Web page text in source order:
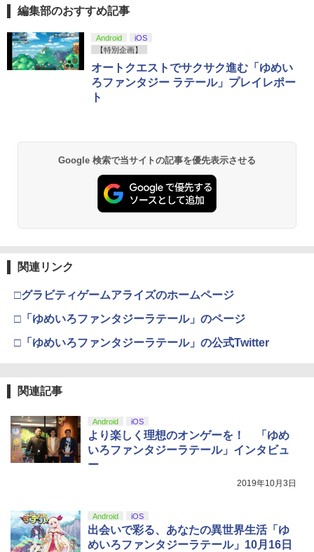
編集部のおすすめ記事
Android
iOS
【特別企画】
オートクエストでサクサク進む「ゆめい
ろファンタジー ラテール」プレイレポー
ト
Google 検索で当サイトの記事を優先表示させる
関連リンク
□グラビティゲームアライズのホームページ
□「ゆめいろファンタジーラテール」のページ
□「ゆめいろファンタジーラテール」の公式Twitter
関連記事
Android iOS
より楽しく理想のオンゲーを！ 「ゆめ
いろファンタジーラテール」インタビュ
ー
2019年10月3日
Android iOS
出会いで彩る、あなたの異世界生活「ゆ
めいろファンタジーラテール」10月16日